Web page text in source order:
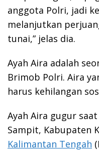
anggota Polri, jadi
melanjutkan
tunai,” jelas dia.
Ayah Aira adalah
Brimob Polri. Aira
harus kehilangan
Ayah Aira gugur
Sampit, Kabupaten
Kalimantan Tengah